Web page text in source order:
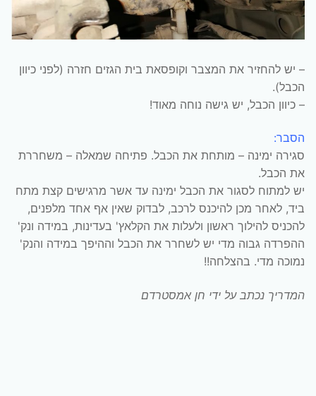
– יש להחזיר את המצבר וקופסאת בית הגזים חזרה (לפני כיוון
הכבל).
– כיוון הכבל, יש גישה נוחה מאוד!
הסבר:
סגירה ימינה – מותחת את הכבל. פתיחה שמאלה – משחררת
את הכבל.
יש למתוח לסגור את הכבל ימינה עד אשר מרגישים קצת מתח
ביד, לאחר מכן להיכנס לרכב, לבדוק שאין אף אחד מלפנים,
להכניס להילוך ראשון ולעלות את הקלאץ' בעדינות, במידה ונק'
ההפרדה גבוה מדי יש לשחרר את הכבל וההיפך במידה והנק'
נמוכה מדי. בהצלחה!!
המדריך נכתב על ידי חן אמסטרדם